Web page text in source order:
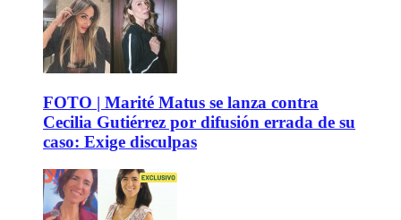
FOTO | Marité Matus se lanza contra
Cecilia Gutiérrez por difusión errada de su
caso: Exige disculpas